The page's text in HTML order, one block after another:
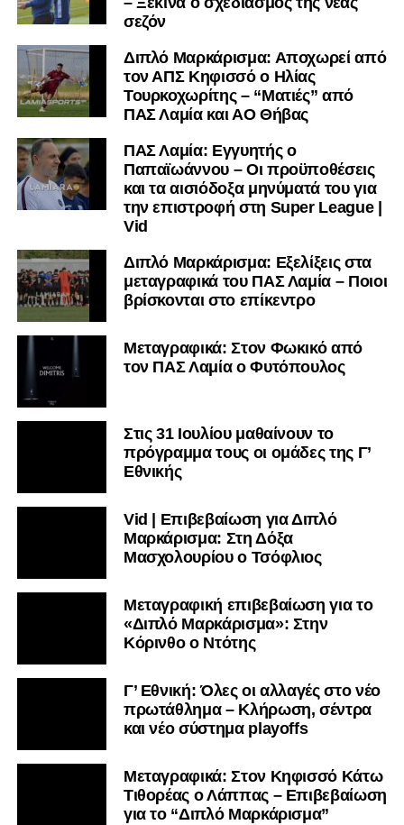
σεζόν
Διπλό Μαρκάρισμα: Αποχωρεί από
τον ΑΠΣ Κηφισσό ο Ηλίας
Τουρκοχωρίτης – “Ματιές” από
ΠΑΣ Λαμία και ΑΟ Θήβας
ΠΑΣ Λαμία: Εγγυητής ο
Παπαϊωάννου – Οι προϋποθέσεις
και τα αισιόδοξα μηνύματά του για
την επιστροφή στη Super League |
Vid
Διπλό Μαρκάρισμα: Εξελίξεις στα
μεταγραφικά του ΠΑΣ Λαμία – Ποιοι
βρίσκονται στο επίκεντρο
Μεταγραφικά: Στον Φωκικό από
τον ΠΑΣ Λαμία ο Φυτόπουλος
Στις 31 Ιουλίου μαθαίνουν το
πρόγραμμα τους οι ομάδες της Γ’
Εθνικής
Vid | Επιβεβαίωση για Διπλό
Μαρκάρισμα: Στη Δόξα
Μασχολουρίου ο Τσόφλιος
Μεταγραφική επιβεβαίωση για το
«Διπλό Μαρκάρισμα»: Στην
Κόρινθο ο Ντότης
Γ’ Εθνική: Όλες οι αλλαγές στο νέο
πρωτάθλημα – Κλήρωση, σέντρα
και νέο σύστημα playoffs
Μεταγραφικά: Στον Κηφισσό Κάτω
Τιθορέας ο Λάππας – Επιβεβαίωση
για το “Διπλό Μαρκάρισμα”